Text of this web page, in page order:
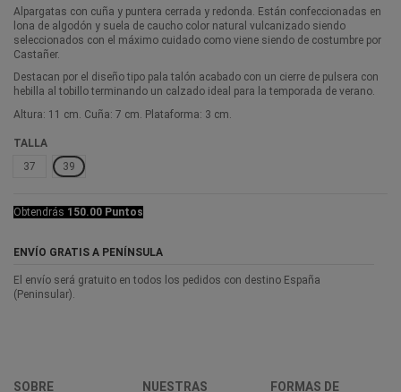
Alpargatas con cuña y puntera cerrada y redonda. Están confeccionadas en
lona de algodón y suela de caucho color natural vulcanizado siendo
seleccionados con el máximo cuidado como viene siendo de costumbre por
Castañer.
Destacan por el diseño tipo pala talón acabado con un cierre de pulsera con
hebilla al tobillo terminando un calzado ideal para la temporada de verano.
Altura: 11 cm. Cuña: 7 cm. Plataforma: 3 cm.
TALLA
37
39
Obtendrás 150.00 Puntos
ENVÍO GRATIS A PENÍNSULA
El envío será gratuito en todos los pedidos con destino España
(Peninsular).
SOBRE NUESTRAS FORMAS DE